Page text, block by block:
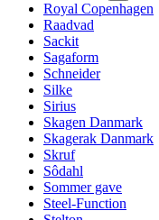
Royal Copenhagen
Raadvad
Sackit
Sagaform
Schneider
Silke
Sirius
Skagen Danmark
Skagerak Danmark
Skruf
Sôdahl
Sommer gave
Steel-Function